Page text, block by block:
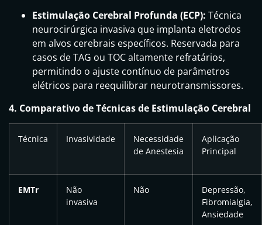
Estimulação Cerebral Profunda (ECP): Técnica
neurocirúrgica invasiva que implanta eletrodos
em alvos cerebrais específicos. Reservada para
casos de TAG ou TOC altamente refratários,
permitindo o ajuste contínuo de parâmetros
elétricos para reequilibrar neurotransmissores.
4. Comparativo de Técnicas de Estimulação Cerebral
Técnica Invasividade
Necessidade
de Anestesia
Aplicação
Principal
EMTr
Não
invasiva
Não
Depressão,
Fibromialgia,
Ansiedade